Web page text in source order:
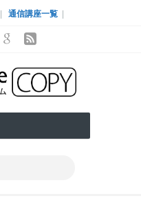
通信講座一覧